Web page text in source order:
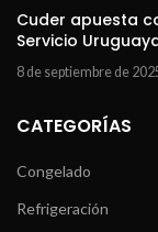
Cuder apuesta
Servicio
8 de septiembre de
CATEGORÍAS
Congelado
Refrigeración